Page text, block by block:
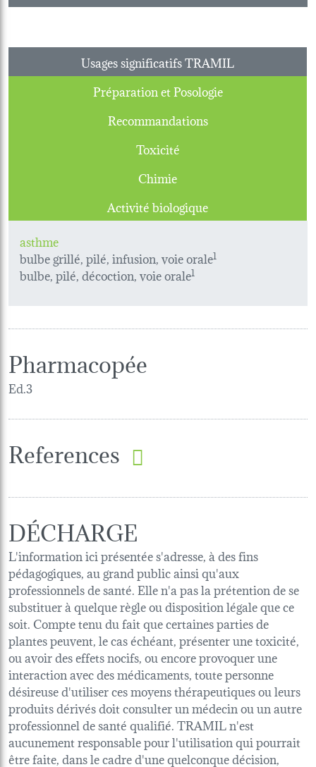
Usages significatifs TRAMIL
Préparation et Posologie
Recommandations
Toxicité
Chimie
Activité biologique
asthme
bulbe grillé, pilé, infusion, voie orale1
bulbe, pilé, décoction, voie orale1
Pharmacopée
Ed.3
References
DÉCHARGE
L'information ici présentée s'adresse, à des fins
pédagogiques, au grand public ainsi qu'aux
professionnels de santé. Elle n'a pas la prétention de se
substituer à quelque règle ou disposition légale que ce
soit. Compte tenu du fait que certaines parties de
plantes peuvent, le cas échéant, présenter une toxicité,
ou avoir des effets nocifs, ou encore provoquer une
interaction avec des médicaments, toute personne
désireuse d'utiliser ces moyens thérapeutiques ou leurs
produits dérivés doit consulter un médecin ou un autre
professionnel de santé qualifié. TRAMIL n'est
aucunement responsable pour l'utilisation qui pourrait
être faite, dans le cadre d'une quelconque décision,